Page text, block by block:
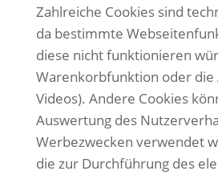
Zahlreiche Cookies sind
da bestimmte
diese nicht funktionieren
Warenkorbfunktion oder die
Videos). Andere Cookies
Auswertung des
Werbezwecken verwendet
die zur Durchführung des